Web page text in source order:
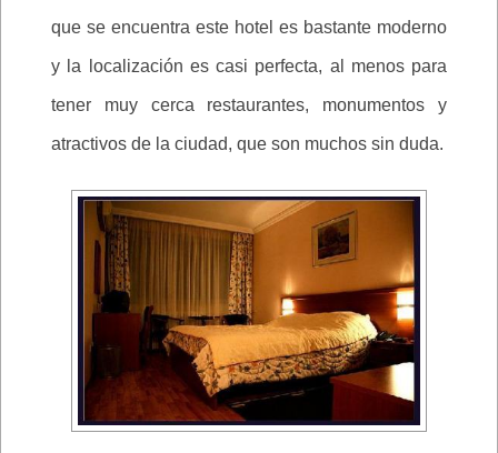
que se encuentra este hotel es bastante moderno
y la localización es casi perfecta, al menos para
tener muy cerca restaurantes, monumentos y
atractivos de la ciudad, que son muchos sin duda.